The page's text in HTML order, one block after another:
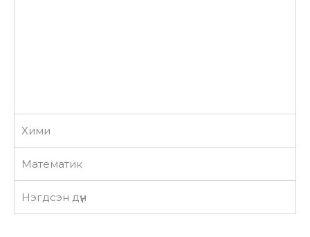
Хими
Математик
Нэгдсэн дүн